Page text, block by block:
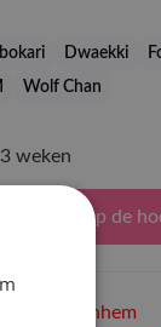
Dwaekki
Wolf Chan
weken
Houd mij op de
in Arnhem